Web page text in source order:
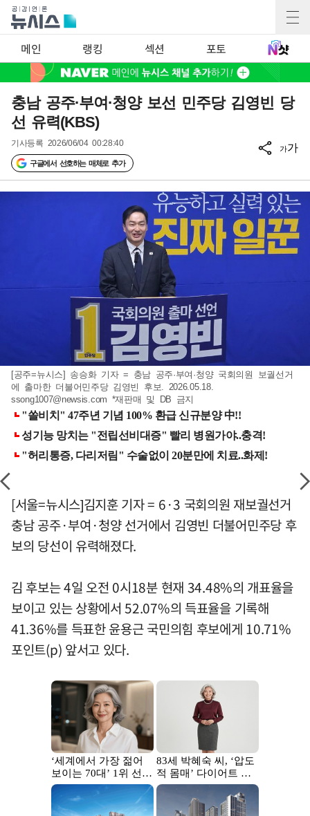
메인 랭킹 섹션 포토
충남 공주·부여·청양 보선 민주당 김영빈 당
선 유력(KBS)
기사등록 2026/06/04 00:28:40
구글에서 선호하는 매체로 추가
가가
[공주=뉴시스] 송승화 기자 = 충남 공주·부여·청양 국회의원 보궐선거
에 출마한 더불어민주당 김영빈 후보. 2026.05.18.
ssong1007@newsis.com *재판매 및 DB 금지
[서울=뉴시스]김지훈 기자 = 6·3 국회의원 재보궐선거
충남 공주·부여·청양 선거에서 김영빈 더불어민주당 후
보의 당선이 유력해졌다.
김 후보는 4일 오전 0시18분 현재 34.48%의 개표율을
보이고 있는 상황에서 52.07%의 득표율을 기록해
41.36%를 득표한 윤용근 국민의힘 후보에게 10.71%
포인트(p) 앞서고 있다.